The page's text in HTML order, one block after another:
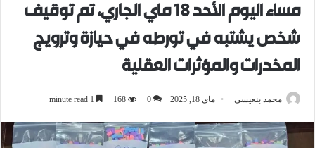
مساء اليوم الأحد 18 ماي الجاري، تم توقيف
شخص يشتبه في تورطه في حيازة وترويج
المخدرات والمؤثرات العقلية
محمد بنعيسى ماي 18, 2025 0
168